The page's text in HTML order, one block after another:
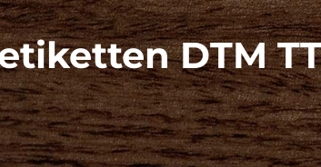
DTM